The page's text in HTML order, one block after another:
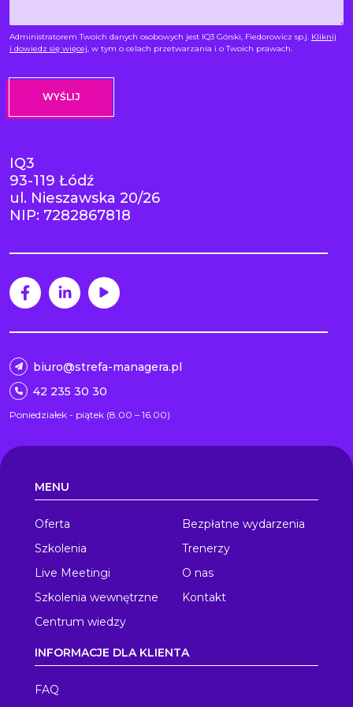
Administratorem Twoich danych osobowych jest IQ3 Górski, Fiedorowicz sp.j. Kliknij
i dowiedz się więcej, w tym o celach przetwarzania i o Twoich prawach.
IQ3
93-119 Łódź
ul. Nieszawska 20/26
NIP: 7282867818
biuro@strefa-managera.pl
42 235 30 30
Poniedziałek - piątek (8.00 – 16.00)
MENU
Oferta
Szkolenia
Live Meetingi
Szkolenia wewnętrzne
Centrum wiedzy
Bezpłatne wydarzenia
Trenerzy
O nas
Kontakt
INFORMACJE DLA KLIENTA
FAQ